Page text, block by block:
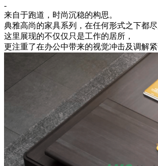
-
来自于跑道，时尚沉稳的构思。
典雅高尚的家具系列，在任何形式之下都尽
这里展现的不仅仅只是工作的居所，
更注重了在办公中带来的视觉冲击及调解紧